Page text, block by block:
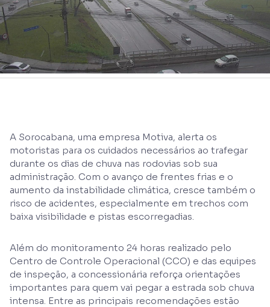
A Sorocabana, uma empresa Motiva, alerta os
motoristas para os cuidados necessários ao trafegar
durante os dias de chuva nas rodovias sob sua
administração. Com o avanço de frentes frias e o
aumento da instabilidade climática, cresce também o
risco de acidentes, especialmente em trechos com
baixa visibilidade e pistas escorregadias.
Além do monitoramento 24 horas realizado pelo
Centro de Controle Operacional (CCO) e das equipes
de inspeção, a concessionária reforça orientações
importantes para quem vai pegar a estrada sob chuva
intensa. Entre as principais recomendações estão